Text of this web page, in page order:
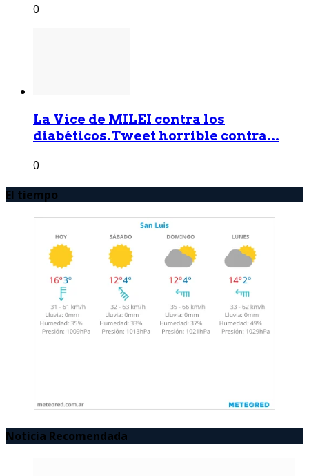
0
La Vice de MILEI contra los
diabéticos.Tweet horrible contra...
0
El tiempo
Noticia Recomendada